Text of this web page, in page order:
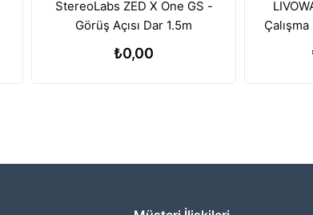
StereoLabs ZED X One GS -
Görüş Açısı Dar 1.5m
₺0,00